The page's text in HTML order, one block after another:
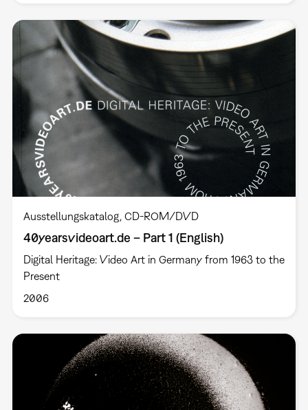
Ausstellungskatalog CD-ROM/DVD
40yearsvideoart.de – Part 1 (English)
Digital Heritage: Video Art in Germany from 1963 to the
Present
2006